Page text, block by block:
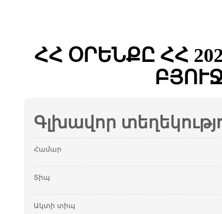
ՀՀ ՕՐԵՆՔԸ ՀՀ
Գլխավոր
Համար
Տիպ
Ակտի տիպ